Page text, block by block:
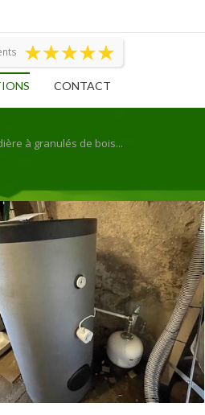
CONTACT
à granulés de bois...